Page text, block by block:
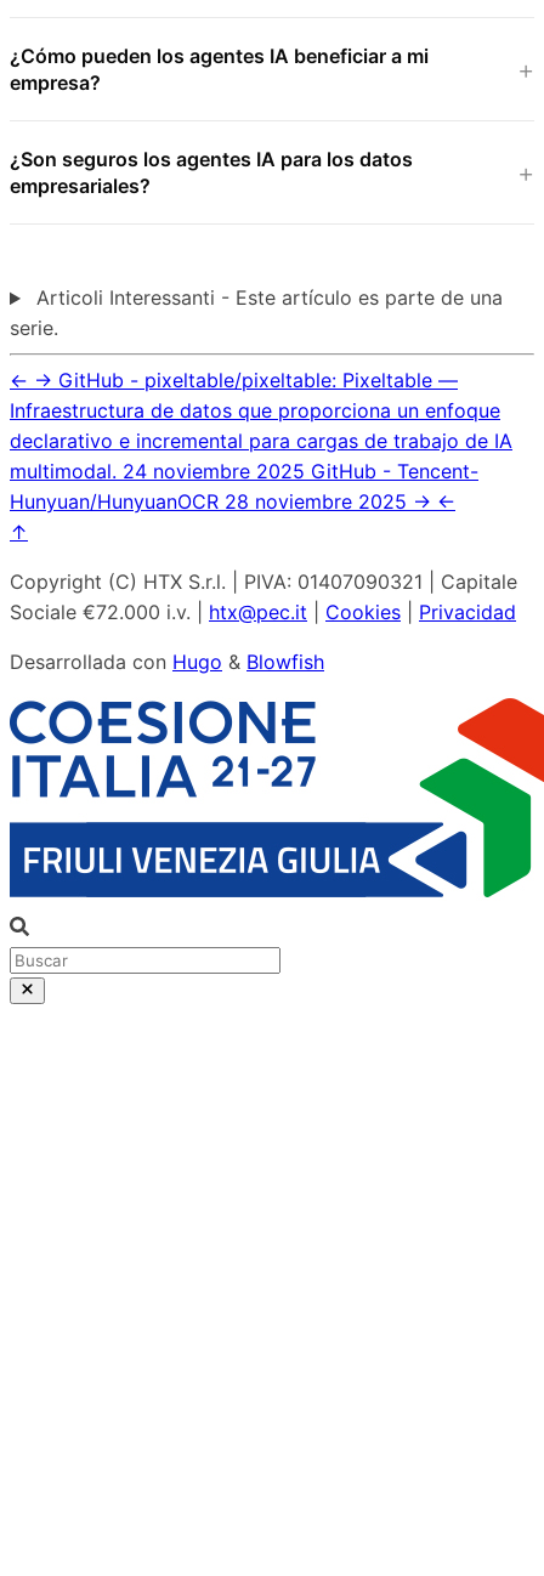
¿Cómo pueden los agentes IA beneficiar a mi
empresa?
¿Son seguros los agentes IA para los datos
empresariales?
Articoli Interessanti - Este artículo es parte de una
serie.
← → GitHub - pixeltable/pixeltable: Pixeltable —
Infraestructura de datos que proporciona un enfoque
declarativo e incremental para cargas de trabajo de IA
multimodal. 24 noviembre 2025 GitHub - Tencent-
Hunyuan/HunyuanOCR 28 noviembre 2025 → ←
↑
Copyright (C) HTX S.r.l. | PIVA: 01407090321 | Capitale
Sociale €72.000 i.v. | htx@pec.it Cookies Privacidad
Desarrollada con Hugo & Blowfish